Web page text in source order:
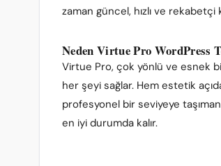
zaman güncel, hızlı ve rekabetçi
Neden Virtue Pro WordPress
Virtue Pro, çok yönlü ve esnek
her şeyi sağlar. Hem estetik
profesyonel bir seviyeye
en iyi durumda kalır.